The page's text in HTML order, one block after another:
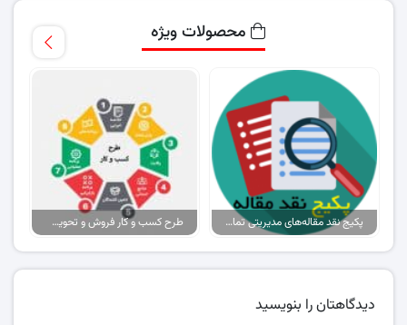
محصولات ویژه
پکیج نقد مقاله‌های مدیریتی تمام گرایش‌ها طرح کسب و کار فروش و تحویل پیتزا در ایران
دیدگاهتان را بنویسید